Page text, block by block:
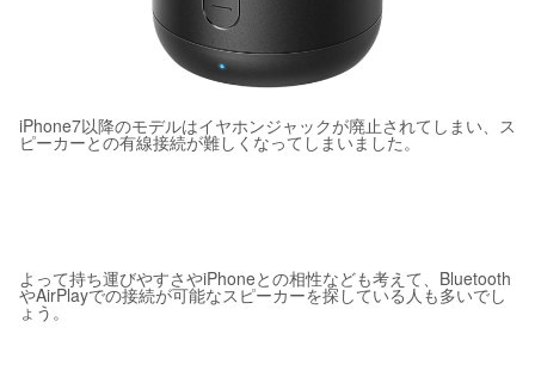
iPhone7以降のモデルはイヤホンジャックが廃止されてしまい、ス
ピーカーとの有線接続が難しくなってしまいました。
よって持ち運びやすさやiPhoneとの相性なども考えて、Bluetooth
やAirPlayでの接続が可能なスピーカーを探している人も多いでし
ょう。